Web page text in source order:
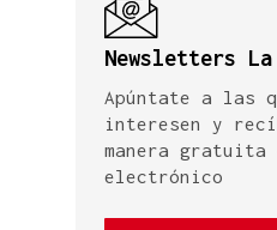
Newsletters La
Apúntate a las
interesen y
manera
electrónico